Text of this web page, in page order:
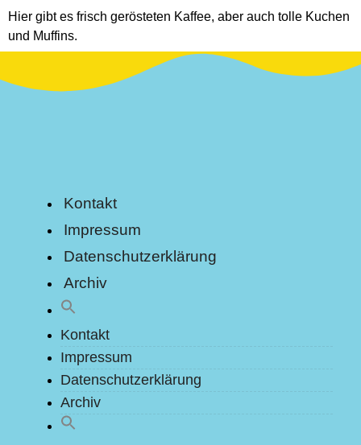
Hier gibt es frisch gerösteten Kaffee, aber auch tolle Kuchen
und Muffins.
Kontakt
Impressum
Datenschutzerklärung
Archiv
Kontakt
Impressum
Datenschutzerklärung
Archiv